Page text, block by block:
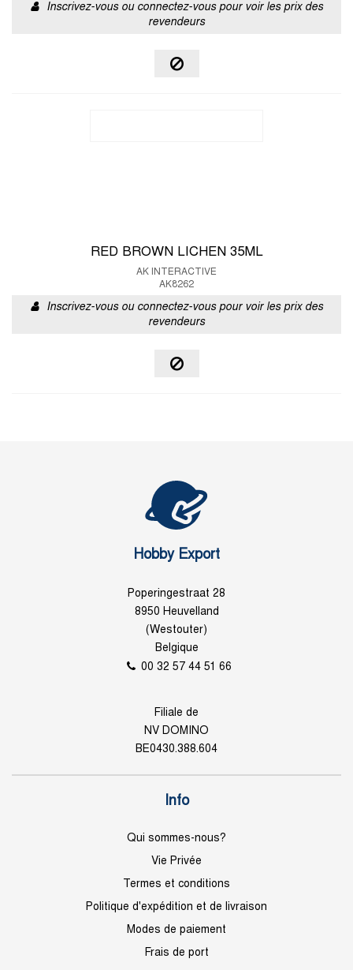
Inscrivez-vous ou connectez-vous pour voir les prix des
revendeurs
RED BROWN LICHEN 35ML
AK INTERACTIVE
AK8262
Inscrivez-vous ou connectez-vous pour voir les prix des
revendeurs
Hobby Export
Poperingestraat 28
8950 Heuvelland
(Westouter)
Belgique
00 32 57 44 51 66
Filiale de
NV DOMINO
BE0430.388.604
Info
Qui sommes-nous?
Vie Privée
Termes et conditions
Politique d'expédition et de livraison
Modes de paiement
Frais de port